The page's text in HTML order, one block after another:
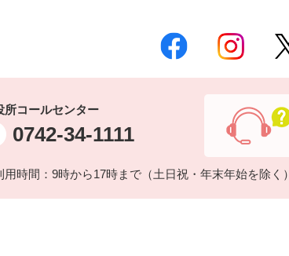
所コールセンター
0742-34-1111
用時間：9時から17時まで（土日祝・年末年始を除く）